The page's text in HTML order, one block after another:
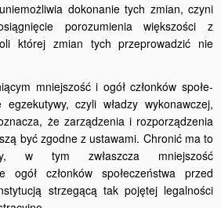
dokonanie tych zmian, czyni
porozumienia większości z
której zmian tych przeprowadzić nie
mniejszość i ogół członków społe­
czyli władzy wykonawczej,
że zarządzenia i rozporządzenia
być zgodne z ustawami. Chronić ma to
w tym zwłaszcza mniejszość
ogół członków społeczeństwa przed
strzegącą tak pojętej legalności